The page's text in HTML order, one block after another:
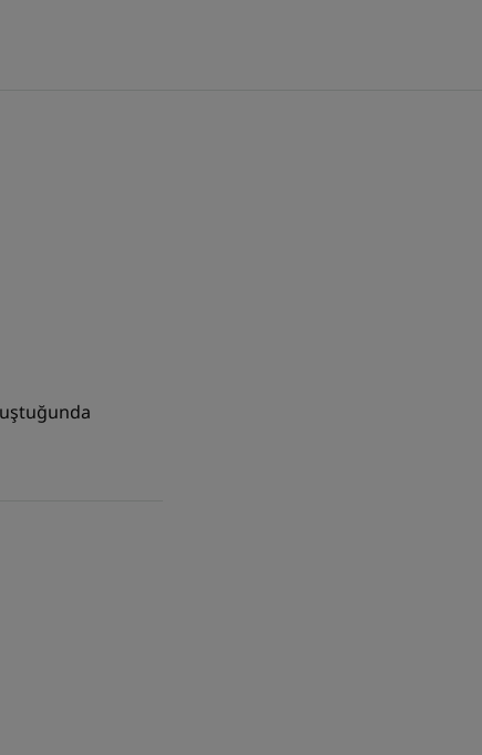
çalışması. 7 gün boyunca günde